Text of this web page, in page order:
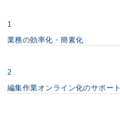
1
業務の効率化・簡素化
2
編集作業オンライン化のサポート